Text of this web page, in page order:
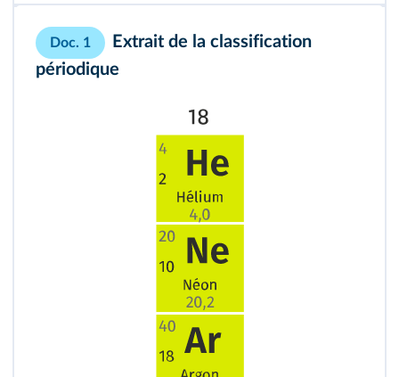
Doc. 1
Extrait de la classification
périodique